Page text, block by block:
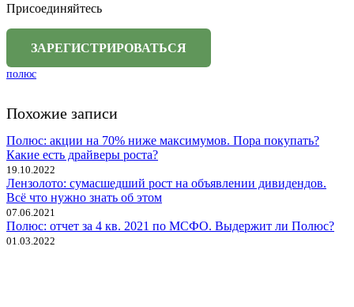
Присоединяйтесь
полюс
Похожие записи
Полюс: акции на 70% ниже максимумов. Пора покупать?
Какие есть драйверы роста?
19.10.2022
Лензолото: сумасшедший рост на объявлении дивидендов.
Всё что нужно знать об этом
07.06.2021
Полюс: отчет за 4 кв. 2021 по МСФО. Выдержит ли Полюс?
01.03.2022